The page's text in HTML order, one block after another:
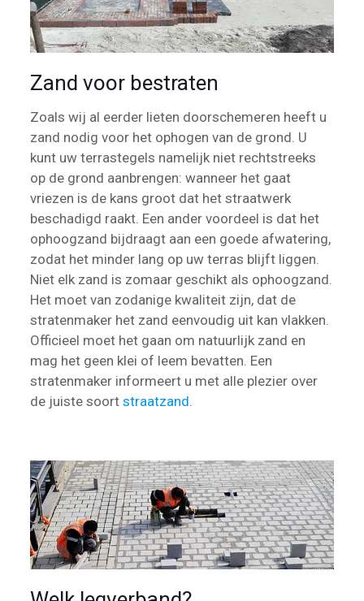
Zand voor bestraten
Zoals wij al eerder lieten doorschemeren heeft u
zand nodig voor het ophogen van de grond. U
kunt uw terrastegels namelijk niet rechtstreeks
op de grond aanbrengen: wanneer het gaat
vriezen is de kans groot dat het straatwerk
beschadigd raakt. Een ander voordeel is dat het
ophoogzand bijdraagt aan een goede afwatering,
zodat het minder lang op uw terras blijft liggen.
Niet elk zand is zomaar geschikt als ophoogzand.
Het moet van zodanige kwaliteit zijn, dat de
stratenmaker het zand eenvoudig uit kan vlakken.
Officieel moet het gaan om natuurlijk zand en
mag het geen klei of leem bevatten. Een
stratenmaker informeert u met alle plezier over
de juiste soort straatzand.